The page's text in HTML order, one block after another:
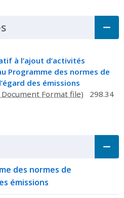
Click to Expand
à l’ajout d’activités
Programme des normes de
des émissions
298.34
Click to Expand
des normes de
émissions